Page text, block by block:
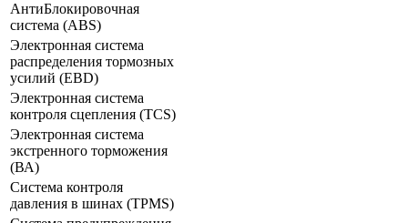
АнтиБлокировочная
система (ABS)
Электронная система
распределения тормозных
усилий (ЕВD)
Электронная система
контроля сцепления (TCS)
Электронная система
экстренного торможения
(ВА)
Система контроля
давления в шинах (TPMS)